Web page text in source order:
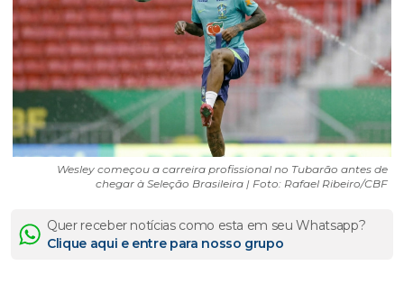
Wesley começou a carreira profissional no Tubarão antes de
chegar à Seleção Brasileira | Foto: Rafael Ribeiro/CBF
Quer receber notícias como esta em seu Whatsapp?
Clique aqui e entre para nosso grupo